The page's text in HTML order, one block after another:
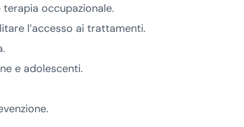
occupazionale.
l’accesso ai trattamenti.
e adolescenti.